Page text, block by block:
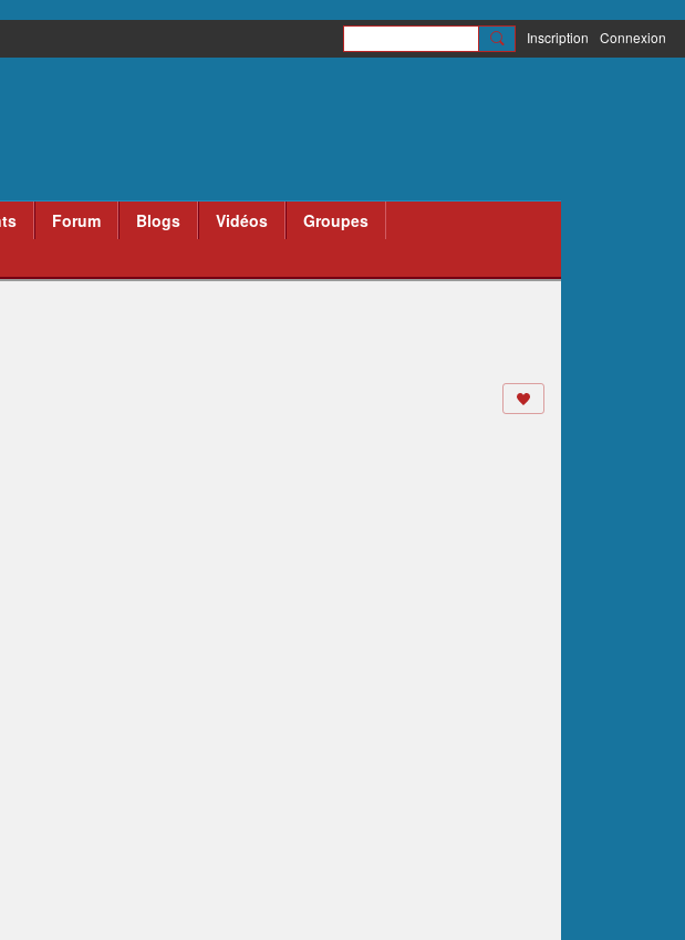
Inscription Connexion
Forum Blogs Vidéos
Groupes